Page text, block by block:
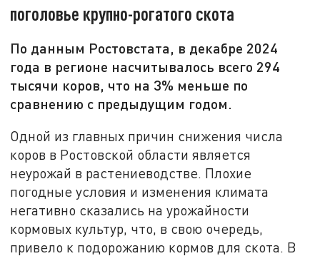
поголовье крупно-рогатого скота
По данным Ростовстата, в декабре 2024
года в регионе насчитывалось всего 294
тысячи коров, что на 3% меньше по
сравнению с предыдущим годом.
Одной из главных причин снижения числа
коров в Ростовской области является
неурожай в растениеводстве. Плохие
погодные условия и изменения климата
негативно сказались на урожайности
кормовых культур, что, в свою очередь,
привело к подорожанию кормов для скота. В